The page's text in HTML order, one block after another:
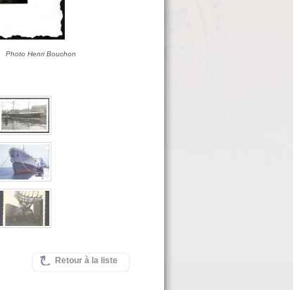
Photo Henri Bouchon
Retour à la liste